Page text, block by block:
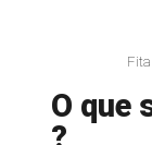
O que